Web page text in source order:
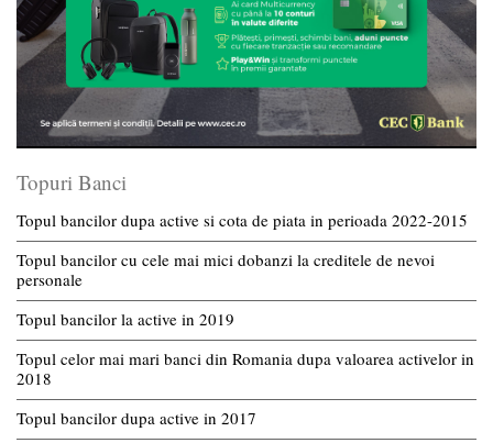
Topuri Banci
Topul bancilor dupa active si cota de piata in perioada 2022-2015
Topul bancilor cu cele mai mici dobanzi la creditele de nevoi
personale
Topul bancilor la active in 2019
Topul celor mai mari banci din Romania dupa valoarea activelor in
2018
Topul bancilor dupa active in 2017